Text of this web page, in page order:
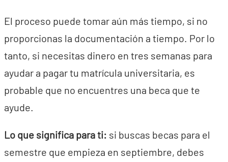
El proceso puede tomar aún más tiempo, si no
proporcionas la documentación a tiempo. Por lo
tanto, si necesitas dinero en tres semanas para
ayudar a pagar tu matrícula universitaria, es
probable que no encuentres una beca que te
ayude.
Lo que significa para ti: si buscas becas para el
semestre que empieza en septiembre, debes